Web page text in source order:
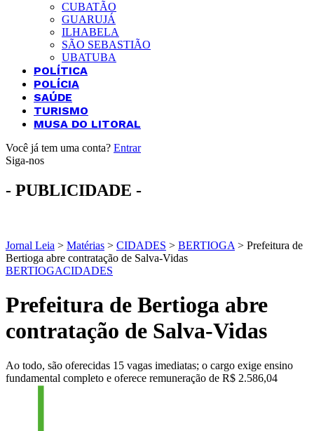
CUBATÃO
GUARUJÁ
ILHABELA
SÃO SEBASTIÃO
UBATUBA
POLÍTICA
POLÍCIA
SAÚDE
TURISMO
MUSA DO LITORAL
Você já tem uma conta? Entrar
Siga-nos
- PUBLICIDADE -
Jornal Leia > Matérias > CIDADES > BERTIOGA > Prefeitura de
Bertioga abre contratação de Salva-Vidas
BERTIOGACIDADES
Prefeitura de Bertioga abre
contratação de Salva-Vidas
Ao todo, são oferecidas 15 vagas imediatas; o cargo exige ensino
fundamental completo e oferece remuneração de R$ 2.586,04